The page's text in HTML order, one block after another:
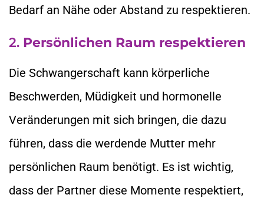
Bedarf an Nähe oder Abstand zu respektieren.
2. Persönlichen Raum respektieren
Die Schwangerschaft kann körperliche
Beschwerden, Müdigkeit und hormonelle
Veränderungen mit sich bringen, die dazu
führen, dass die werdende Mutter mehr
persönlichen Raum benötigt. Es ist wichtig,
dass der Partner diese Momente respektiert,